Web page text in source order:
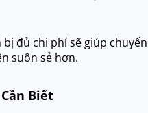
đủ chi phí sẽ giúp chuyến
suôn sẻ hơn.
Biết